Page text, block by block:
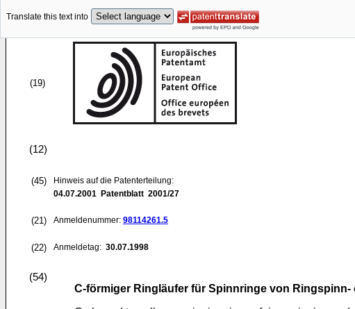
Translate this text into
(19)
(12)
(45)
Hinweis auf die Patenterteilung:
04.07.2001 Patentblatt 2001/27
(21) Anmeldenummer: 98114261.5
(22) Anmeldetag: 30.07.1998
(54)
C-förmiger Ringläufer für Spinnringe von